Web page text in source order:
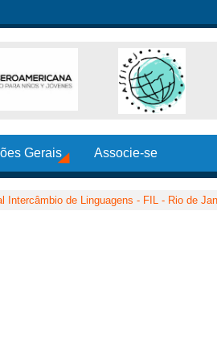
Gerais Associe-se
Intercâmbio de Linguagens - FIL - Rio de